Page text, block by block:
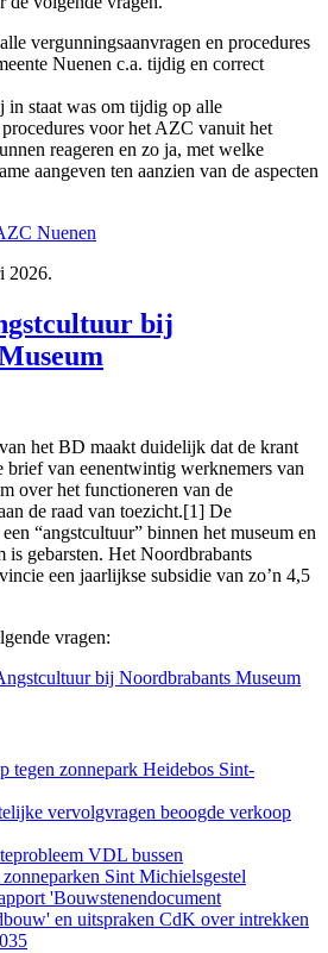
vergunningsaanvragen en procedures
Nuenen c.a. tijdig en correct
in staat was om tijdig op alle
voor het AZC vanuit het
reageren en zo ja, met welke
aangeven ten aanzien van de aspecten
Nuenen
2026.
bij
het BD maakt duidelijk dat de krant
brief van eenentwintig werknemers van
over het functioneren van de
de raad van toezicht.[1] De
“angstcultuur” binnen het museum en
is gebarsten. Het Noordbrabants
een jaarlijkse subsidie van zo’n 4,5
vragen:
bij Noordbrabants Museum
tegen zonnepark Heidebos Sint-
vervolgvragen beoogde verkoop
VDL bussen
Sint Michielsgestel
'Bouwstenendocument
en uitspraken CdK over intrekken